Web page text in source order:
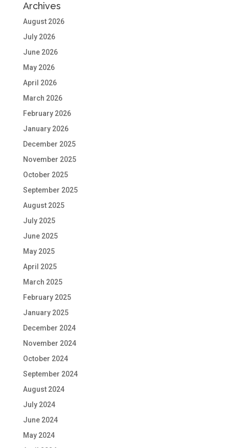
Archives
August 2026
July 2026
June 2026
May 2026
April 2026
March 2026
February 2026
January 2026
December 2025
November 2025
October 2025
September 2025
August 2025
July 2025
June 2025
May 2025
April 2025
March 2025
February 2025
January 2025
December 2024
November 2024
October 2024
September 2024
August 2024
July 2024
June 2024
May 2024